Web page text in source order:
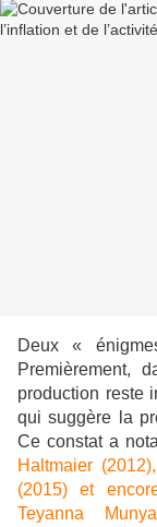
Deux «
Premièrement,
production reste
qui suggère la
Ce constat a
Haltmaier (2012),
(2015)
et
Teyanna